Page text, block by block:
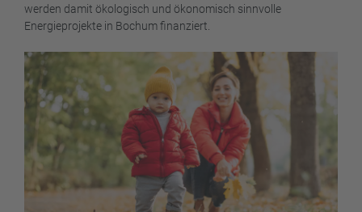
werden damit ökologisch und ökonomisch sinnvolle
Energieprojekte in Bochum finanziert.